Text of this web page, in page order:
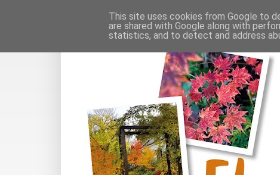
This site uses cookies from Google to
are shared with Google along with
statistics, and to detect and address